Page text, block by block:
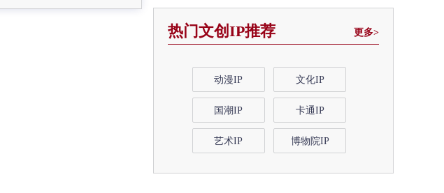
热门文创IP推荐 更多>
动漫IP 文化IP
国潮IP 卡通IP
艺术IP 博物院IP